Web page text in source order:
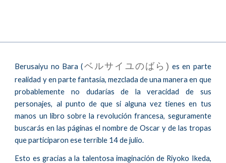
Berusaiyu no Bara (ベルサイユのばら) es en parte
realidad y en parte fantasía, mezclada de una manera en que
probablemente no dudarías de la veracidad de sus
personajes, al punto de que si alguna vez tienes en tus
manos un libro sobre la revolución francesa, seguramente
buscarás en las páginas el nombre de Oscar y de las tropas
que participaron ese terrible 14 de julio.
Esto es gracias a la talentosa imaginación de Riyoko Ikeda,